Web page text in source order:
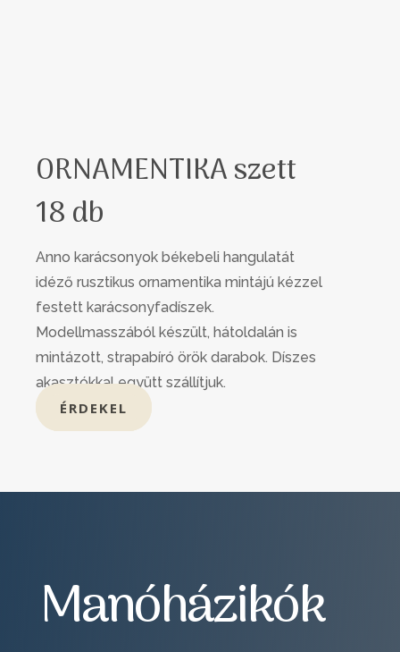
ORNAMENTIKA szett
18 db
Anno karácsonyok békebeli hangulatát
idéző rusztikus ornamentika mintájú kézzel
festett karácsonyfadíszek.
Modellmasszából készült, hátoldalán is
mintázott, strapabíró örök darabok. Díszes
akasztókkal együtt szállítjuk.
ÉRDEKEL
Manóházikók